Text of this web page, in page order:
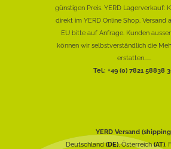
günstigen Preis. YERD Lagerverkauf:
direkt im YERD Online Shop. Versand
EU bitte auf Anfrage. Kunden
können wir selbstverständlich die
erstatten......
Tel.: +49 (0) 7821 58838
YERD Versand
Deutschland(DE), Österreich(AT),